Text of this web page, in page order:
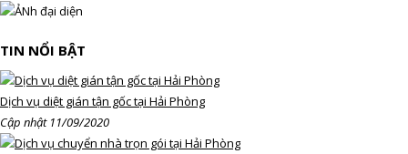
TIN NỔI BẬT
Dịch vụ diệt gián tận gốc tại Hải Phòng
Cập nhật 11/09/2020